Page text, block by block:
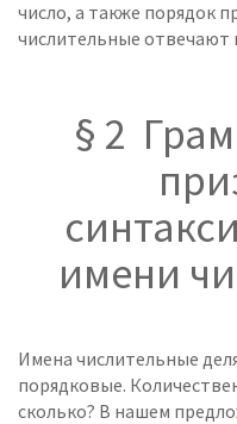
число, а также порядок
числительные отвечают
§ 2
имени
Имена числительные
порядковые.
сколько? В нашем